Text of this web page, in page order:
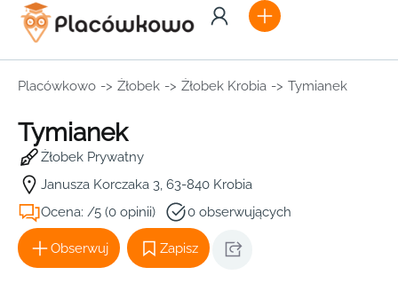
Placówkowo -> Żłobek -> Żłobek Krobia -> Tymianek
Tymianek
Żłobek Prywatny
Janusza Korczaka 3, 63-840 Krobia
Ocena: /5 (0 opinii)
0 obserwujących
Obserwuj Zapisz